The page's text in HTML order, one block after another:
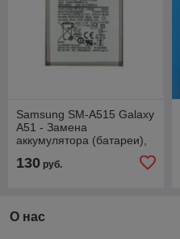
Samsung SM-A515 Galaxy
A51 - Замена
аккумулятора (батареи),
130 руб.
О нас